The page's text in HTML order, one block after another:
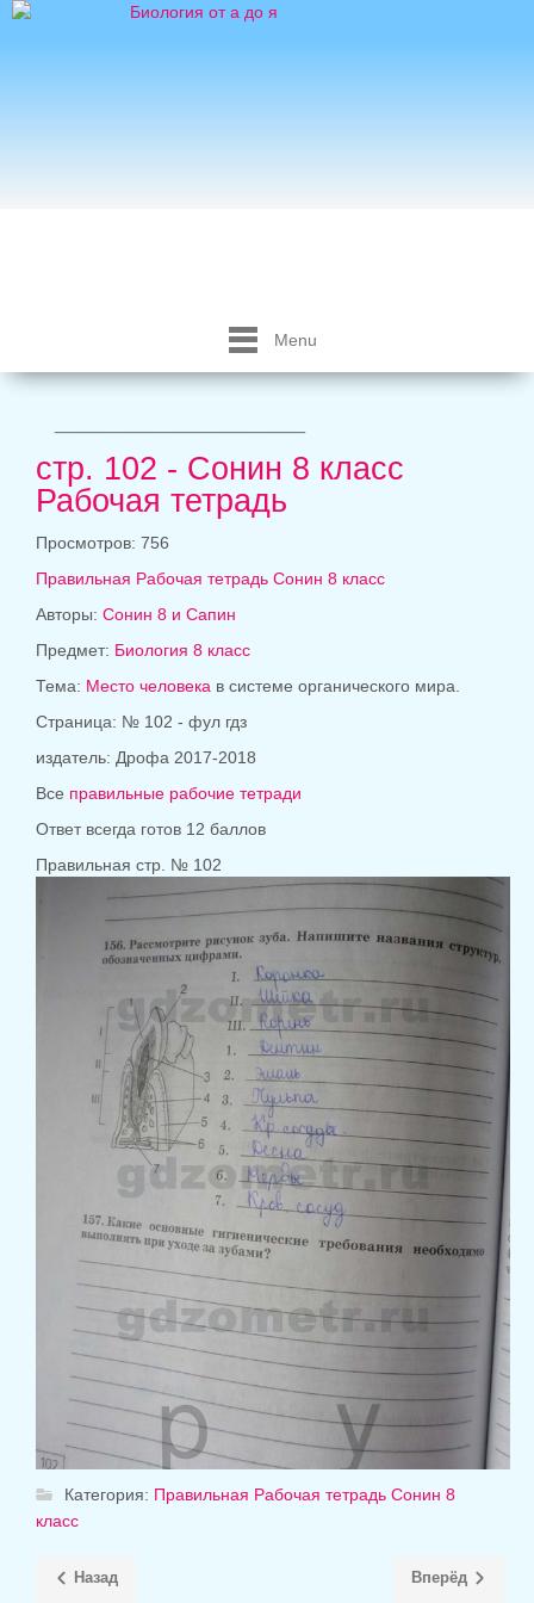
Menu
стр. 102 - Сонин 8 класс
Рабочая тетрадь
Просмотров: 756
Правильная Рабочая тетрадь Сонин 8 класс
Авторы: Сонин 8 и Сапин
Предмет: Биология 8 класс
Тема: Место человека в системе органического мира.
Страница: № 102 - фул гдз
издатель: Дрофа 2017-2018
Все правильные рабочие тетради
Ответ всегда готов 12 баллов
Правильная стр. № 102
Категория: Правильная Рабочая тетрадь Сонин 8
класс
Назад Вперёд